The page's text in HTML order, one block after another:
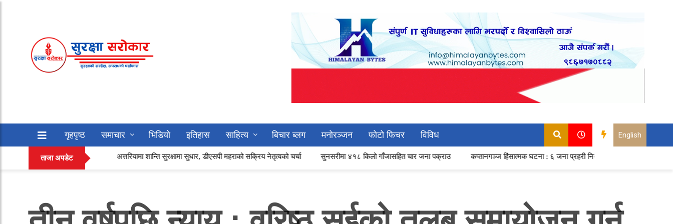
गृहपृष्ठ समाचार भिडियो इतिहास साहित्य बिचार ब्लग मनोरञ्जन फोटो फिचर विविध
सफलताको कथा अन्य
English
ताजा अपडेटअत्तरियामा शान्ति सुरक्षामा सुधार, डीएसपी महराको सक्रिय नेतृत्वको चर्चा सुनसरीमा ४१८ किलो गाँजासहित चार जना पक्राउ कप्तानगञ्ज हिंसात्मक घटना : ६ जना प्रहरी नियन्त्रणमा, अनुसन्धान तीव्र